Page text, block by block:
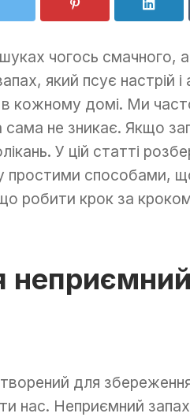
чогось смачного,
який псує настрій
кожному домі. Ми
сама не зникає. Якщо
У цій статті
простими способами,
робити крок за кроком
для
нас. Неприємний